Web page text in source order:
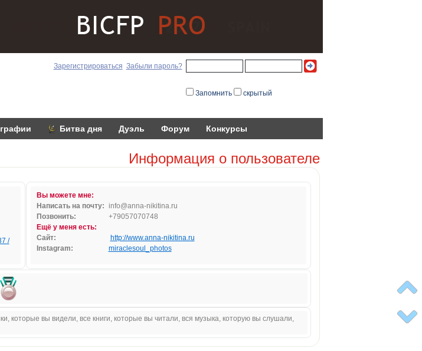
Зарегистрироваться Забыли пароль?
Запомнить скрытый
Битва дня Дуэль Форум Конкурсы
Информация о пользователе
/
Вы можете мне:
Написать на почту: info@anna-nikitina.ru
Позвонить:
+79057070748
Ещё у меня есть:
Сайт:
http://www.anna-nikitina.ru
Instagram:
miraclesoul_photos
вы видели, все книги, которые вы читали, вся музыка, которую вы слушали,